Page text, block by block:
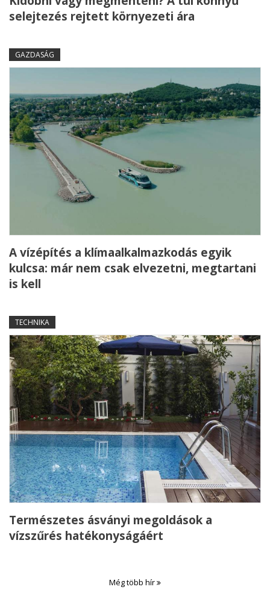
selejtezés rejtett környezeti ára
GAZDASÁG
A vízépítés a klímaalkalmazkodás egyik
kulcsa: már nem csak elvezetni, megtartani
is kell
TECHNIKA
Természetes ásványi megoldások a
vízszűrés hatékonyságáért
Még több hír